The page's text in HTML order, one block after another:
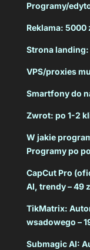
Programy/
Reklama: 5000
Strona landing:
VPS/proxies
Smartfony do
Zwrot: po 1-2
W jakie
Programy po
CapCut Pro
AI, trendy – 49
TikMatrix:
wsadowego –
Submagic AI: